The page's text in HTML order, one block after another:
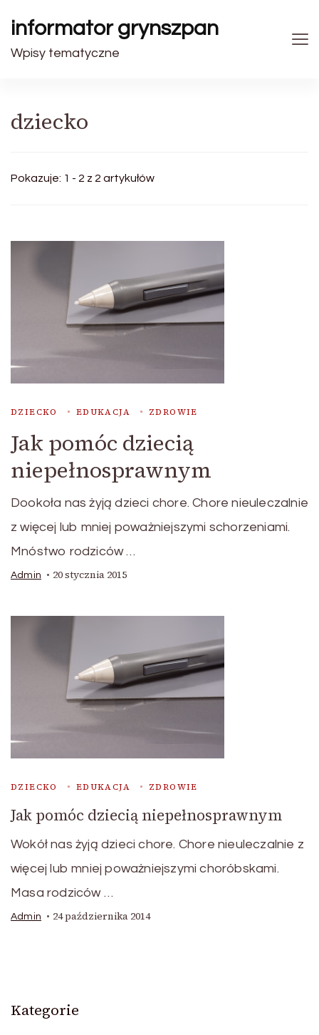
informator grynszpan
Wpisy tematyczne
dziecko
Pokazuje: 1 - 2 z 2 artykułów
DZIECKO EDUKACJA ZDROWIE
Jak pomóc dziecią
niepełnosprawnym
Dookoła nas żyją dzieci chore. Chore nieuleczalnie
z więcej lub mniej poważniejszymi schorzeniami.
Mnóstwo rodziców …
Admin 20 stycznia 2015
DZIECKO EDUKACJA ZDROWIE
Jak pomóc dziecią niepełnosprawnym
Wokół nas żyją dzieci chore. Chore nieuleczalnie z
więcej lub mniej poważniejszymi choróbskami.
Masa rodziców …
Admin 24 października 2014
Kategorie